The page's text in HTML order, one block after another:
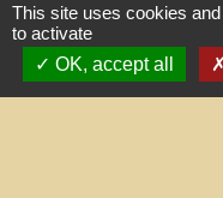
This site uses cookies
to activate
OK, accept all